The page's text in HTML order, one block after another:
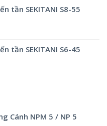
tần SEKITANI S8-55
tần SEKITANI S6-45
Cánh NPM 5 / NP 5